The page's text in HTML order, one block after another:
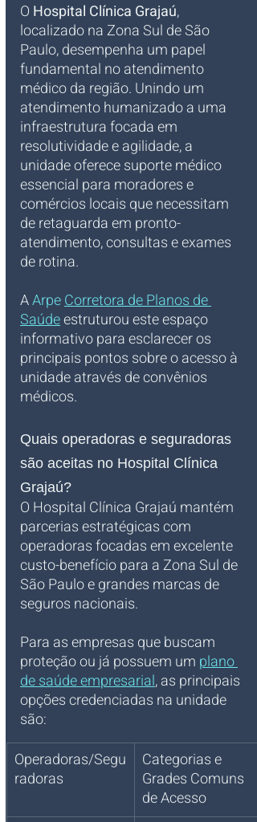
O Hospital Clínica Grajaú,
localizado na Zona Sul de São
Paulo, desempenha um papel
fundamental no atendimento
médico da região. Unindo um
atendimento humanizado a uma
infraestrutura focada em
resolutividade e agilidade, a
unidade oferece suporte médico
essencial para moradores e
comércios locais que necessitam
de retaguarda em pronto-
atendimento, consultas e exames
de rotina.
A Arpe Corretora de Planos de
Saúde estruturou este espaço
informativo para esclarecer os
principais pontos sobre o acesso à
unidade através de convênios
médicos.
Quais operadoras e seguradoras
são aceitas no Hospital Clínica
Grajaú?
O Hospital Clínica Grajaú mantém
parcerias estratégicas com
operadoras focadas em excelente
custo-benefício para a Zona Sul de
São Paulo e grandes marcas de
seguros nacionais.
Para as empresas que buscam
proteção ou já possuem um plano
de saúde empresarial, as principais
opções credenciadas na unidade
são:
Operadoras/Segu
radoras
Categorias e
Grades Comuns
de Acesso